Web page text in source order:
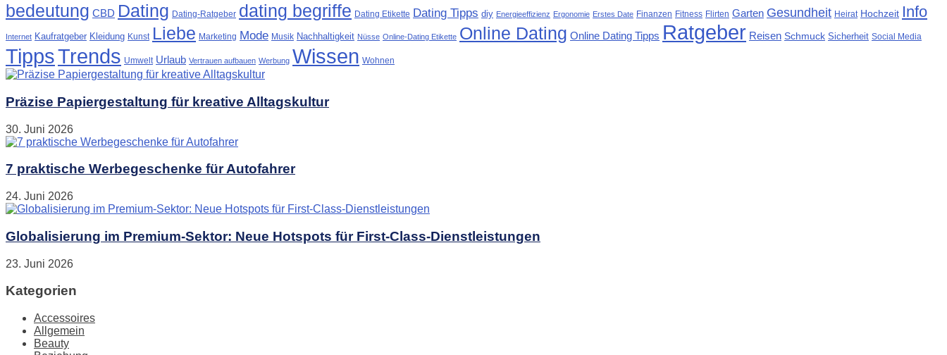
bedeutung CBD Dating Dating-Ratgeber dating begriffe Dating Etikette Dating Tipps diy Energieeffizienz Ergonomie Erstes Date Finanzen Fitness Flirten Garten Gesundheit Heirat Hochzeit Info
Internet Kaufratgeber Kleidung Kunst Liebe Marketing Mode Musik Nachhaltigkeit Nüsse Online-Dating Etikette Online Dating Online Dating Tipps Ratgeber Reisen Schmuck Sicherheit Social Media
TippsTrends Umwelt Urlaub Vertrauen aufbauen Werbung Wissen Wohnen
Präzise Papiergestaltung für kreative Alltagskultur
30. Juni 2026
7 praktische Werbegeschenke für Autofahrer
24. Juni 2026
Globalisierung im Premium-Sektor: Neue Hotspots für First-Class-Dienstleistungen
23. Juni 2026
Kategorien
Accessoires
Allgemein
Beauty